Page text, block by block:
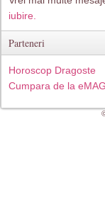
iubire.
Parteneri
Horoscop Dragoste
Cumpara de la eMAG